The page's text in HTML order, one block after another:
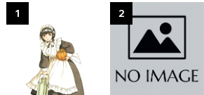
1 2